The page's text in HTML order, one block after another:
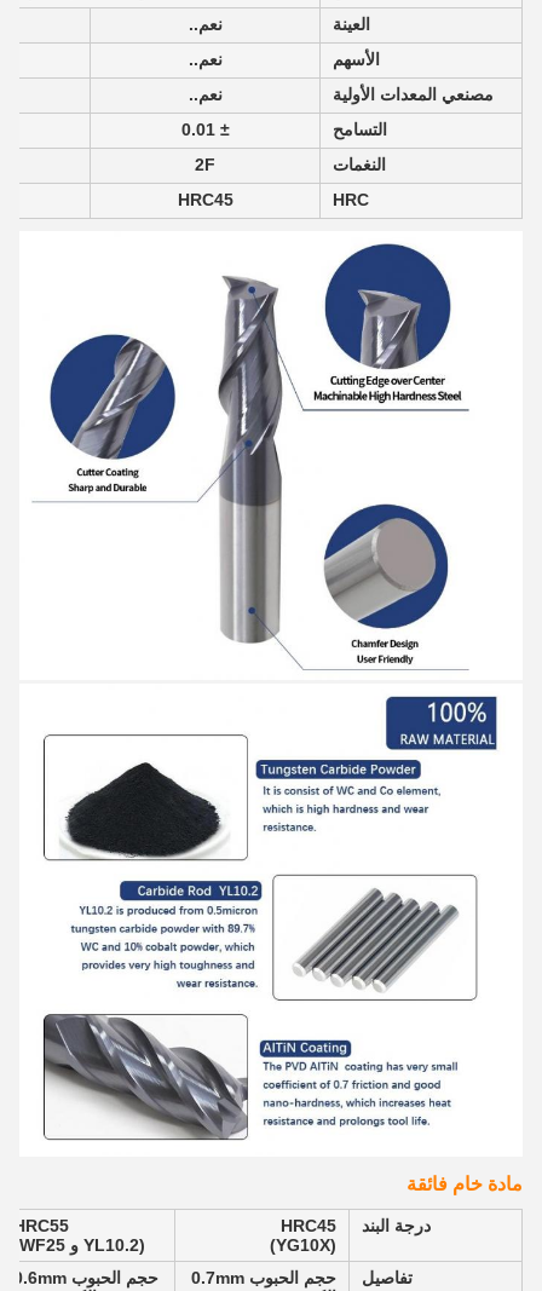
العينة
نعم..
الأسهم
نعم..
مصنعي المعدات الأولية
نعم..
التسامح
± 0.01
النغمات
2F
HRC
HRC45
مادة خام فائقة
درجة البند
HRC45
(YG10X)
HRC55
(YL10.2 و WF25)
تفاصيل
حجم الحبوب 0.7mm
حجم الحبوب 0.6mm